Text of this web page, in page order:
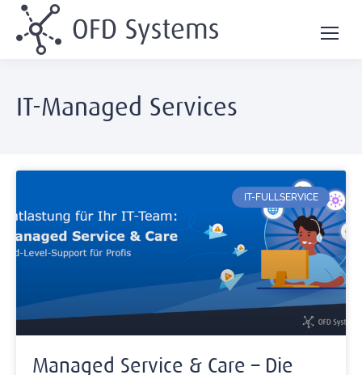
IT-Managed Services
IT-FULLSERVICE
Managed Service & Care – Die